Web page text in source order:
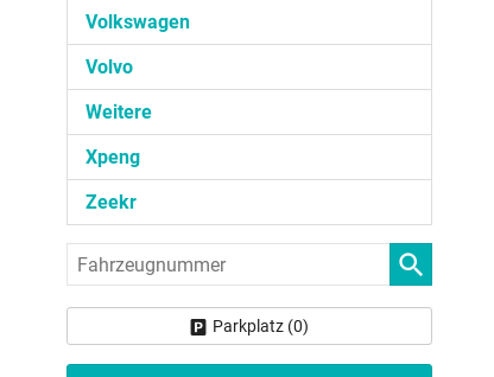
Volkswagen
Volvo
Weitere
Xpeng
Zeekr
Fahrzeugnummer
Parkplatz (0)